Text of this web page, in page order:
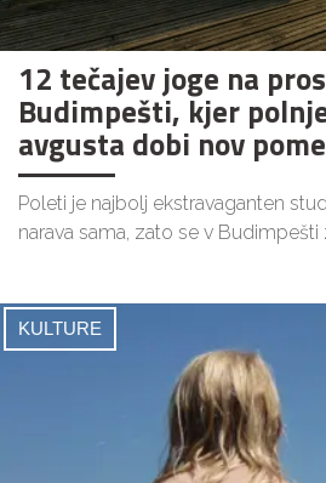
12 tečajev joge na
Budimpešti, kjer
avgusta dobi nov
Poleti je najbolj ekstravaganten
narava sama, zato se v Budimpešti
KULTURE